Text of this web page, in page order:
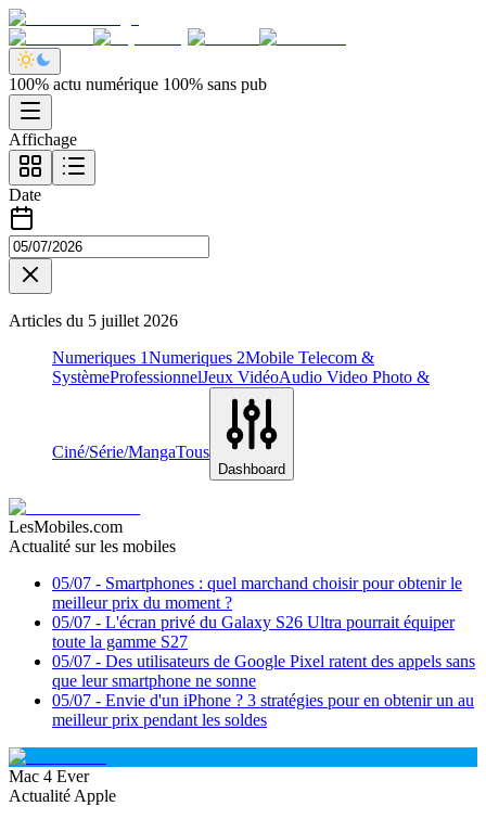
100% actu numérique 100% sans pub
Affichage
Date
Articles du 5 juillet 2026
Numeriques 1Numeriques 2Mobile Telecom &
SystèmeProfessionnelJeux VidéoAudio Video Photo &
Ciné/Série/MangaTous
Dashboard
LesMobiles.com
Actualité sur les mobiles
05/07 - Smartphones : quel marchand choisir pour obtenir le
meilleur prix du moment ?
05/07 - L'écran privé du Galaxy S26 Ultra pourrait équiper
toute la gamme S27
05/07 - Des utilisateurs de Google Pixel ratent des appels sans
que leur smartphone ne sonne
05/07 - Envie d'un iPhone ? 3 stratégies pour en obtenir un au
meilleur prix pendant les soldes
Mac 4 Ever
Actualité Apple